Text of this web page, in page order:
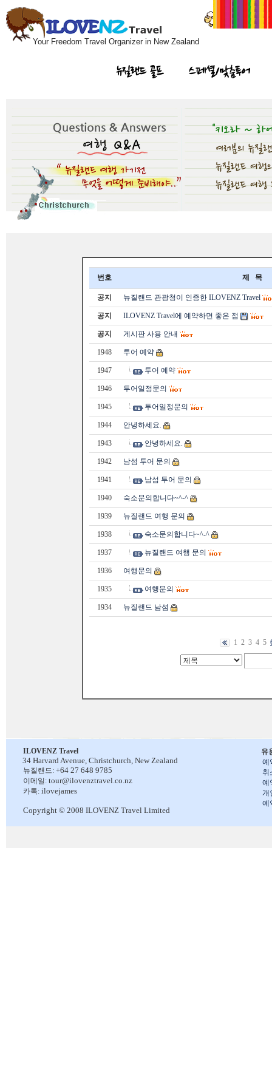
Your Freedom Travel Organizer in New Zealand
뉴질랜드 골프 스페셜/맞춤투어
번호 제 목
공지 뉴질랜드 관광청이 인증한 ILOVENZ Travel
공지 ILOVENZ Travel에 예약하면 좋은 점
공지 게시판 사용 안내
1948 투어 예약
1947 투어 예약
1946 투어일정문의
1945 투어일정문의
1944 안녕하세요.
1943 안녕하세요.
1942 남섬 투어 문의
1941 남섬 투어 문의
1940 숙소문의합니다~^-^
1939 뉴질랜드 여행 문의
1938 숙소문의합니다~^-^
1937 뉴질랜드 여행 문의
1936 여행문의
1935 여행문의
1934 뉴질랜드 남섬
1 2 3 4 5
유
예
취
예
개
예
ILOVENZ Travel
34 Harvard Avenue, Christchurch, New Zealand
뉴질랜드: +64 27 648 9785
이메일: tour@ilovenztravel.co.nz
카톡: ilovejames
Copyright © 2008 ILOVENZ Travel Limited